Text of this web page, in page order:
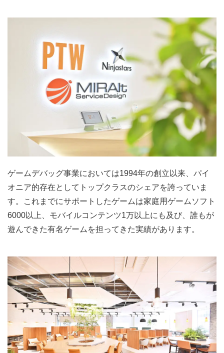
ゲームデバッグ事業においては1994年の創立以来、パイ
オニア的存在としてトップクラスのシェアを誇っていま
す。これまでにサポートしたゲームは家庭用ゲームソフト
6000以上、モバイルコンテンツ1万以上にも及び、誰もが
遊んできた有名ゲームを担ってきた実績があります。